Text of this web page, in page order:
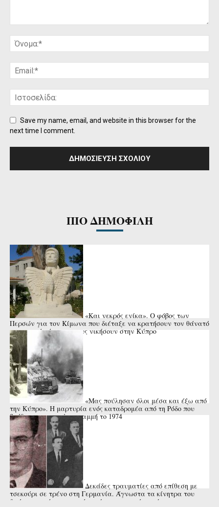
Save my name, email, and website in this browser for the
next time I comment.
ΠΙΟ ΔΗΜΟΦΙΛΗ
«Και νεκρός ενίκα». Ο φόβος των
Περσών για τον Κίμωνα που διέταξε να κρατήσουν τον θάνατό
του κρυφό μέχρι να τους νικήσουν στην Κύπρο
«Μας πούλησαν όλοι μέσα και έξω από
την Κύπρο». Η μαρτυρία ενός καταδρομέα από τη Ρόδο που
βρέθηκε στην πρώτη γραμμή το 1974
Δεκάδες τραυματίες από επίθεση με
τσεκούρι σε τρένο στη Γερμανία. Άγνωστα τα κίνητρα του
δράστη που έπεσε νεκρός από αστυνομικά πυρά